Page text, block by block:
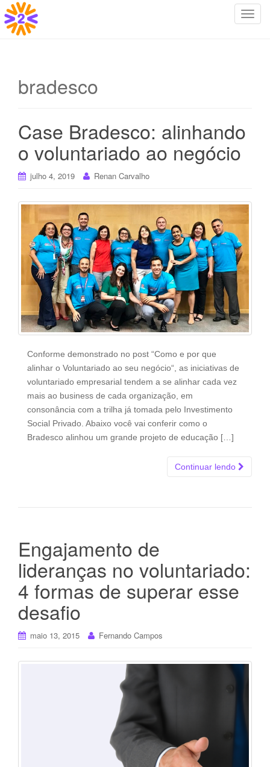
T
o
n
bradesco
Case Bradesco: alinhando
o voluntariado ao negócio
julho 4, 2019 Renan Carvalho
Conforme demonstrado no post “Como e por que
alinhar o Voluntariado ao seu negócio“, as iniciativas de
voluntariado empresarial tendem a se alinhar cada vez
mais ao business de cada organização, em
consonância com a trilha já tomada pelo Investimento
Social Privado. Abaixo você vai conferir como o
Bradesco alinhou um grande projeto de educação […]
Continuar lendo
Engajamento de
lideranças no voluntariado:
4 formas de superar esse
desafio
maio 13, 2015 Fernando Campos